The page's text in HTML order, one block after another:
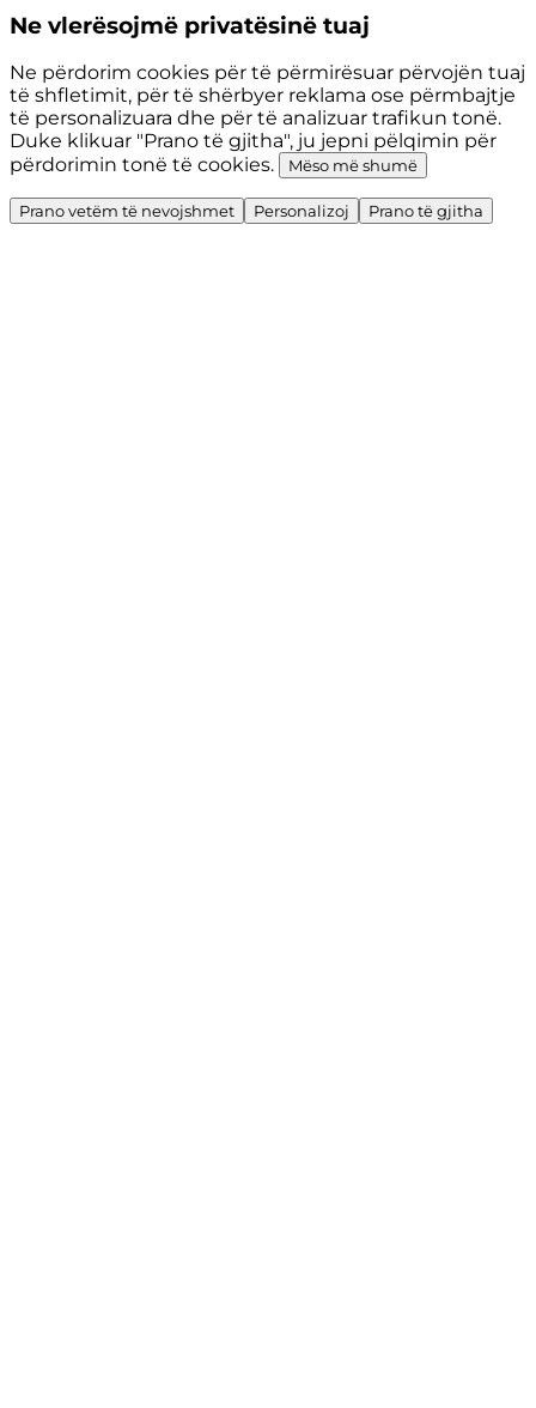
Ne vlerësojmë privatësinë tuaj
Ne përdorim cookies për të përmirësuar përvojën tuaj
të shfletimit, për të shërbyer reklama ose përmbajtje
të personalizuara dhe për të analizuar trafikun tonë.
Duke klikuar "Prano të gjitha", ju jepni pëlqimin për
përdorimin tonë të cookies.
Mëso më shumë
Prano vetëm të nevojshmet Personalizoj Prano të gjitha